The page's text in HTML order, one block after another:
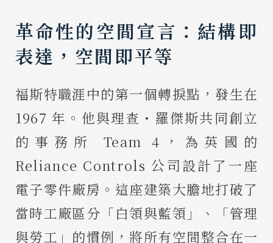
革命性的空間宣言：結構即
表達，空間即平等
福斯特職涯中的第一個轉捩點，發生在
1967 年。他與理查・羅傑斯共同創立
的事務所 Team 4，為英國的
Reliance Controls 公司設計了一座
電子零件廠房。這座建築大膽地打破了
當時工廠區分「白領與藍領」、「管理
與勞工」的慣例，將所有空間整合在一